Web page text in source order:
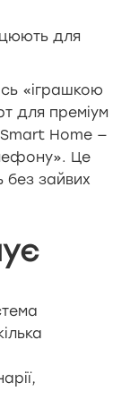
для
«іграшкою
для преміум
Home —
Це
без зайвих